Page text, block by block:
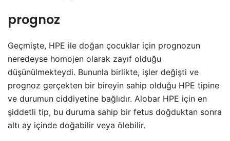
prognoz
Geçmişte, HPE ile doğan çocuklar için prognozun
neredeyse homojen olarak zayıf olduğu
düşünülmekteydi. Bununla birlikte, işler değişti ve
prognoz gerçekten bir bireyin sahip olduğu HPE tipine
ve durumun ciddiyetine bağlıdır. Alobar HPE için en
şiddetli tip, bu duruma sahip bir fetus doğduktan sonra
altı ay içinde doğabilir veya ölebilir.